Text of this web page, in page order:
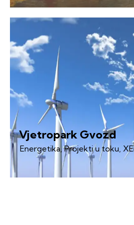
Vjetropark Gvozd
Energetika,Projekti u toku,